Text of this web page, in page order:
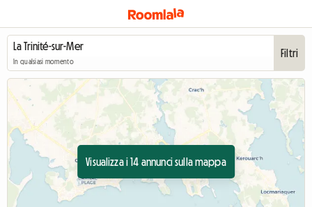
In qualsiasi momento
Filtri
Visualizza i 14 annunci sulla mappa